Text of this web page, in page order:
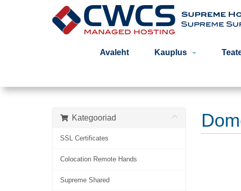
Avaleht Kauplus
Kategooriad
SSL Certificates
Colocation Remote Hands
Supreme Shared